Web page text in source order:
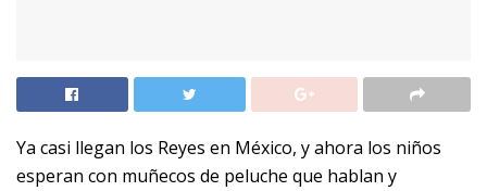
Ya casi llegan los Reyes en México, y ahora los niños
esperan con muñecos de peluche que hablan y